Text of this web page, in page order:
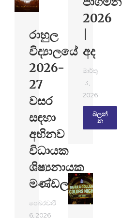
2026
අද
මාර්තු
13,
2026
බලන්​
න
රාහුල
විද්‍යාලයේ
2026-
27
වසර
සඳහා
අභිනව
විධායක
ශිෂ්‍යනායක
මණ්ඩලය.
පෙබරවාරි
6, 2026